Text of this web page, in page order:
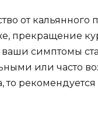
от кальянного
прекращение
ваши симптомы
или часто
то рекомендуется